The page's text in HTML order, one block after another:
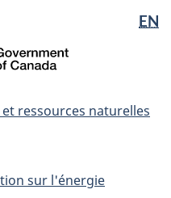
EN
Canada
ressources naturelles
sur l'énergie